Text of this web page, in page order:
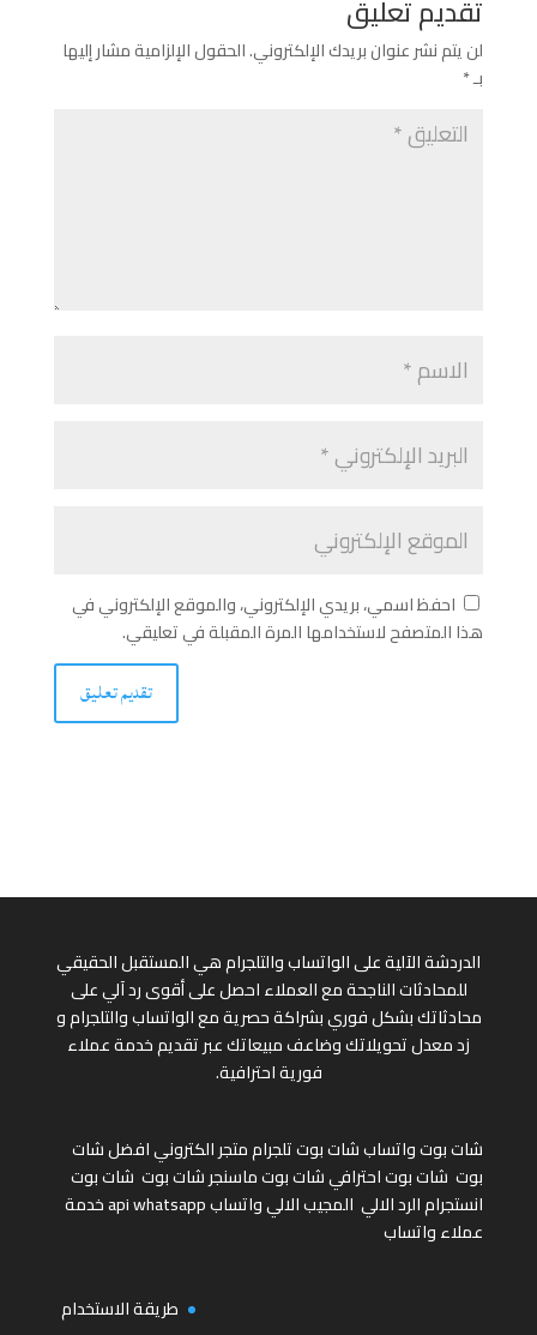
تقديم تعليق
لن يتم نشر عنوان بريدك الإلكتروني.الحقول الإلزامية مشار إليها
بـ*
احفظ اسمي، بريدي الإلكتروني، والموقع الإلكتروني في
هذا المتصفح لاستخدامها المرة المقبلة في تعليقي.
الدردشة الآلية على الواتساب والتلجرام هي المستقبل الحقيقي
للمحادثات الناجحة مع العملاء احصل على أقوى رد آلي على
محادثاتك بشكل فوري بشراكة حصرية مع الواتساب والتلجرام و
زد معدل تحويلاتك وضاعف مبيعاتك عبر تقديم خدمة عملاء
فورية احترافية.
شات بوت واتسابشات بوت تلجراممتجر الكترونيافضل شات
بوت شات بوت احترافيشات بوت ماسنجرشات بوت شات بوت
انستجرامالرد الالي المجيب الالي واتسابapi whatsappخدمة
عملاء واتساب
طريقة الاستخدام